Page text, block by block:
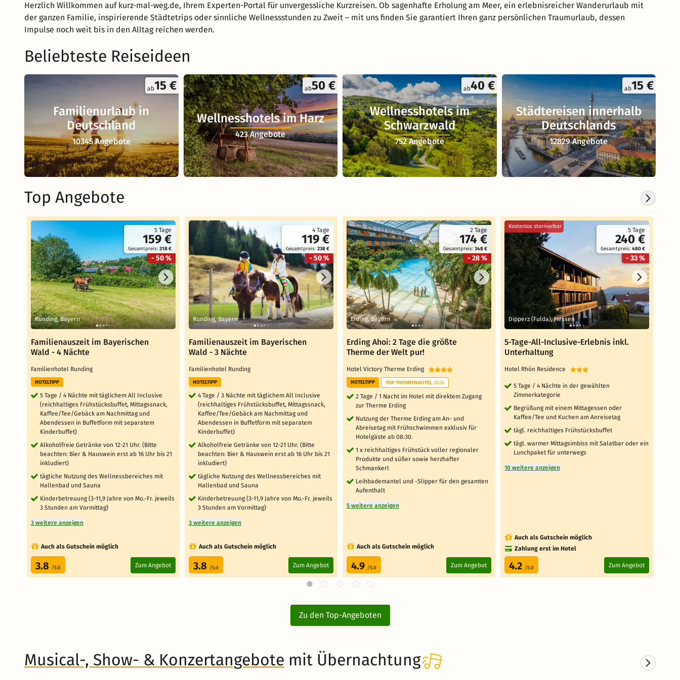
Herzlich Willkommen auf kurz-mal-weg.de, Ihrem Experten-Portal für unvergessliche Kurzreisen. Ob sagenhafte Erholung am Meer, ein erlebnisreicher Wanderurlaub mit
der ganzen Familie, inspirierende Städtetrips oder sinnliche Wellnessstunden zu Zweit – mit uns finden Sie garantiert Ihren ganz persönlichen Traumurlaub, dessen
Impulse noch weit bis in den Alltag reichen werden.
Beliebteste Reiseideen
ab15 €
Familienurlaub in
Deutschland
10345 Angebote
ab50 €
Wellnesshotels im Harz
423 Angebote
ab40 €
Wellnesshotels im
Schwarzwald
752 Angebote
ab15 €
Städtereisen innerhalb
Deutschlands
12829 Angebote
Top Angebote
5 Tage
159 €
Gesamtpreis: 318 €
- 50 %
Runding, Bayern
Familienauszeit im Bayerischen
Wald - 4 Nächte
Familienhotel Runding
HOTELTIPP
5 Tage / 4 Nächte mit täglichem All Inclusive
(reichhaltiges Frühstücksbuffet, Mittagssnack,
Kaffee/Tee/Gebäck am Nachmittag und
Abendessen in Buffetform mit separatem
Kinderbuffet)
Alkoholfreie Getränke von 12-21 Uhr. (Bitte
beachten: Bier & Hauswein erst ab 16 Uhr bis 21
inkludiert)
tägliche Nutzung des Wellnessbereiches mit
Hallenbad und Sauna
Kinderbetreuung (3-11,9 Jahre von Mo.-Fr. jeweils
3 Stunden am Vormittag)
3 weitere anzeigen
Auch als Gutschein möglich
3.8 /5.0 Zum Angebot
4 Tage
119 €
Gesamtpreis: 238 €
- 50 %
Runding, Bayern
Familienauszeit im Bayerischen
Wald - 3 Nächte
Familienhotel Runding
HOTELTIPP
4 Tage / 3 Nächte mit täglichem All Inclusive
(reichhaltiges Frühstücksbuffet, Mittagssnack,
Kaffee/Tee/Gebäck am Nachmittag und
Abendessen in Buffetform mit separatem
Kinderbuffet)
Alkoholfreie Getränke von 12-21 Uhr. (Bitte
beachten: Bier & Hauswein erst ab 16 Uhr bis 21
inkludiert)
tägliche Nutzung des Wellnessbereiches mit
Hallenbad und Sauna
Kinderbetreuung (3-11,9 Jahre von Mo.-Fr. jeweils
3 Stunden am Vormittag)
3 weitere anzeigen
Auch als Gutschein möglich
3.8 /5.0 Zum Angebot
2 Tage
174 €
Gesamtpreis: 348 €
- 28 %
Erding, Bayern
Erding Ahoi: 2 Tage die größte
Therme der Welt pur!
Hotel Victory Therme Erding
HOTELTIPP TOP THERMENHOTEL 2026
2 Tage / 1 Nacht im Hotel mit direktem Zugang
zur Therme Erding
Nutzung der Therme Erding am An- und
Abreisetag mit Frühschwimmen exklusiv für
Hotelgäste ab 08:30.
1 x reichhaltiges Frühstück voller regionaler
Produkte und süßer sowie herzhafter
Schmankerl
Leihbademantel und -Slipper für den gesamten
Aufenthalt
5 weitere anzeigen
Auch als Gutschein möglich
4.9 /5.0 Zum Angebot
5 Tage
240 €
Gesamtpreis: 480 €
- 33 %
Kostenlos stornierbar
Dipperz (Fulda), Hessen
5-Tage-All-Inclusive-Erlebnis inkl.
Unterhaltung
Hotel Rhön Residence
5 Tage / 4 Nächte in der gewählten
Zimmerkategorie
Begrüßung mit einem Mittagessen oder
Kaffee/Tee und Kuchen am Anreisetag
tägl. reichhaltiges Frühstücksbuffet
tägl. warmer Mittagsimbiss mit Salatbar oder ein
Lunchpaket für unterwegs
10 weitere anzeigen
Auch als Gutschein möglich
Zahlung erst im Hotel
4.2 /5.0 Zum Angebot
Zu den Top-Angeboten
Musical-, Show- & Konzertangebote mit Übernachtung